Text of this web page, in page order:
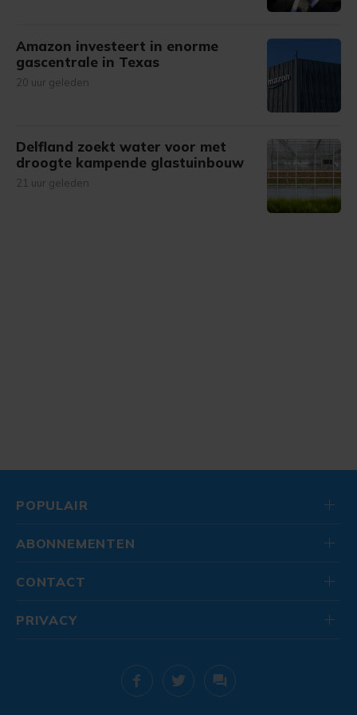
Amazon investeert in enorme
gascentrale in Texas
20 uur geleden
Delfland zoekt water voor met
droogte kampende glastuinbouw
21 uur geleden
POPULAIR
ABONNEMENTEN
CONTACT
PRIVACY